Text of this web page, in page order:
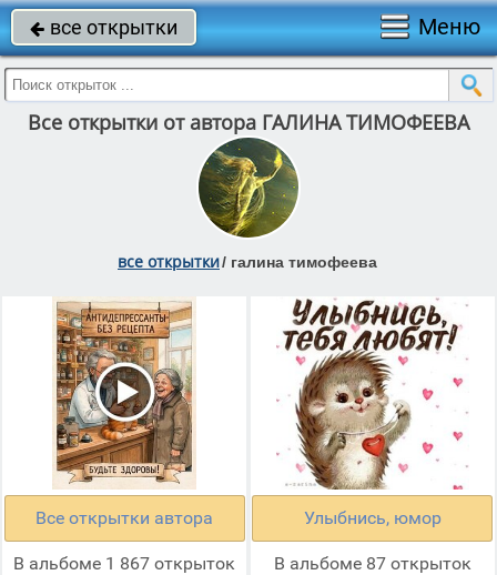
 все открытки Меню
Все открытки от автора ГАЛИНА ТИМОФЕЕВА
все открытки/ галина тимофеева
Все открытки автора
В альбоме 1 867 открыток
Улыбнись, юмор
В альбоме 87 открыток